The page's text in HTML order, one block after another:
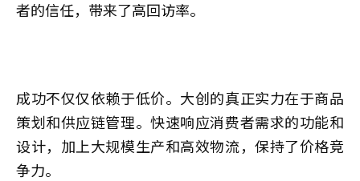
者的信任，带来了高回访率。
成功不仅仅依赖于低价。大创的真正实力在于商品
策划和供应链管理。快速响应消费者需求的功能和
设计，加上大规模生产和高效物流，保持了价格竞
争力。